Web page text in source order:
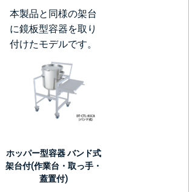
本製品と同様の架台
に鏡板型容器を取り
付けたモデルです。
ホッパー型容器 バンド式
架台付(作業台・取っ手・
蓋置付)